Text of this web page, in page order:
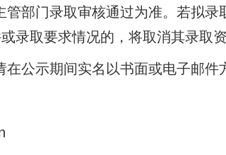
门录取审核通过为准。若拟录
录取要求情况的，将取消其录取资
示期间实名以书面或电子邮件